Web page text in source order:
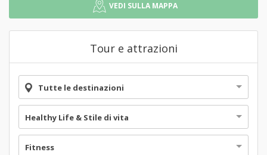
VEDI SULLA MAPPA
Tour e attrazioni
Tutte le destinazioni
Healthy Life & Stile di vita
Fitness